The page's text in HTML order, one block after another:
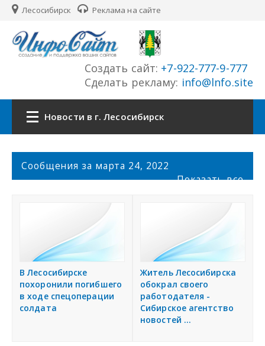
Лесосибирск Реклама на сайте
Создать сайт: +7-922-777-9-777
Сделать рекламу: info@lnfo.site
Новости в г. Лесосибирск
Главная
История города
Разместить объявление
Регионы России
Сообщения за марта 24, 2022
Показать все
В Лесосибирске
похоронили погибшего
в ходе спецоперации
солдата
Житель Лесосибирска
обокрал своего
работодателя -
Сибирское агентство
новостей ...